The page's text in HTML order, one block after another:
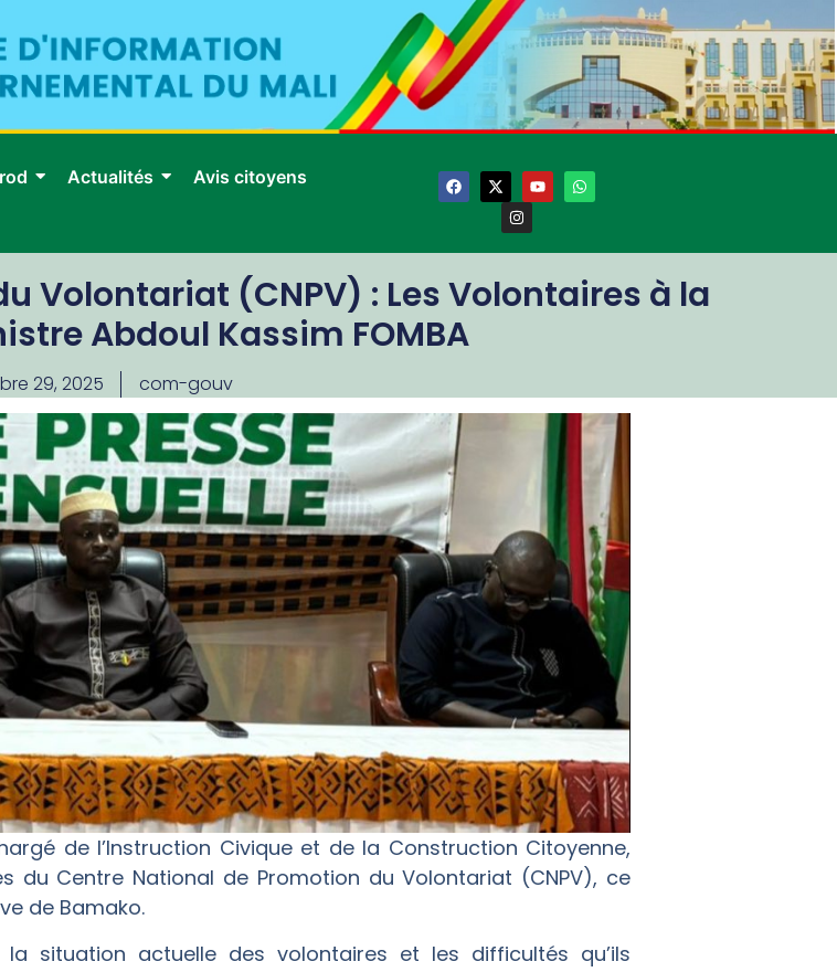
Actualités Avis citoyens
Volontariat (CNPV) : Les Volontaires à la
Abdoul Kassim FOMBA
29, 2025 com-gouv
de l’Instruction Civique et de la Construction Citoyenne,
du Centre National de Promotion du Volontariat (CNPV), ce
de Bamako.
situation actuelle des volontaires et les difficultés qu’ils